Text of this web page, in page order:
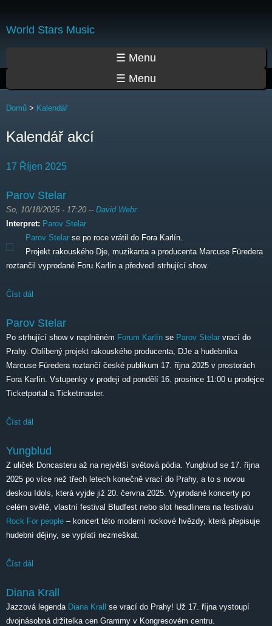
World Stars Music
☰ Menu
☰ Menu
Jste zde
Domů > Kalendář
Kalendář akcí
17 Říjen 2025
Parov Stelar
So, 10/18/2025 - 17:20 -- David Webr
Interpret: Parov Stelar
Parov Stelar se po roce vrátil do Fora Karlín.
Projekt rakouského Dje, muzikanta a producenta Marcuse Füredera
roztančil vyprodané Foru Karlín a předvedl strhující show.
Číst dál
Parov Stelar
Po strhující show v naplněném Forum Karlín se Parov Stelar vrací do
Prahy. Oblíbený projekt rakouského producenta, DJe a hudebníka
Marcuse Füredera roztančí české publikum 17. října 2025 v prostorách
Fora Karlín. Vstupenky v prodeji od pondělí 16. prosince 11:00 u prodejce
Ticketportal a Ticketmaster.
Číst dál
Yungblud
Z uliček Doncasteru až na největší světová pódia. Yungblud se 17. října
2025 po více než třech letech konečně vrací do Prahy, a to s novou
deskou Idols, která vyjde již 20. června 2025. Vyprodané koncerty po
celém světě, vlastní festival Bludfest nebo slot headlinera na festivalu
Rock For people – koncert této moderní rockové hvězdy, která přepisuje
hudební dějiny, se vyplatí nezmeškat.
Číst dál
Diana Krall
Jazzová legenda Diana Krall
se vrací do Prahy! Už 17. října vystoupí
dvojnásobná držitelka cen Grammy v Kongresovém centru.